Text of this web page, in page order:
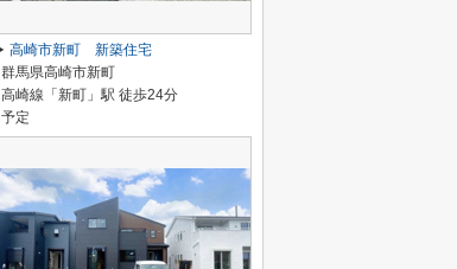
高崎市新町 新築住宅
群馬県高崎市新町
高崎線「新町」駅 徒歩24分
予定